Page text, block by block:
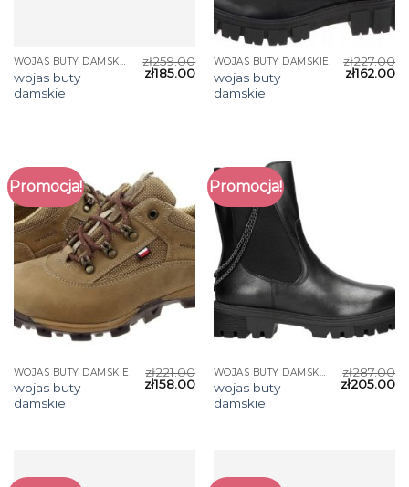
WOJAS BUTY DAMSKIE
wojas buty
damskie
zł259.00
zł185.00
WOJAS BUTY DAMSKIE
wojas buty
damskie
zł227.00
zł162.00
Promocja!
WOJAS BUTY DAMSKIE
wojas buty
damskie
zł221.00
zł158.00
Promocja!
wojas buty
damskie
zł287.00
zł205.00